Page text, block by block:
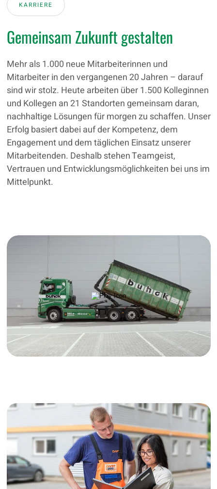
KARRIERE
Gemeinsam Zukunft gestalten
Mehr als 1.000 neue Mitarbeiterinnen und
Mitarbeiter in den vergangenen 20 Jahren – darauf
sind wir stolz. Heute arbeiten über 1.500 Kolleginnen
und Kollegen an 21 Standorten gemeinsam daran,
nachhaltige Lösungen für morgen zu schaffen. Unser
Erfolg basiert dabei auf der Kompetenz, dem
Engagement und dem täglichen Einsatz unserer
Mitarbeitenden. Deshalb stehen Teamgeist,
Vertrauen und Entwicklungsmöglichkeiten bei uns im
Mittelpunkt.